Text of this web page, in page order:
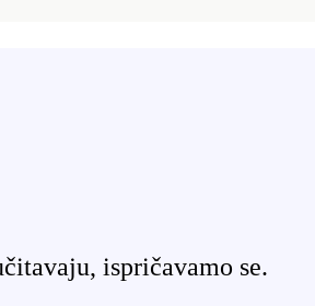
ispričavamo se.